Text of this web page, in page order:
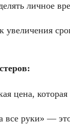
личное
увеличения
цена,
все руки» —